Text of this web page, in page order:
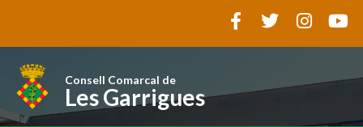
Consell Comarcal de
Les Garrigues